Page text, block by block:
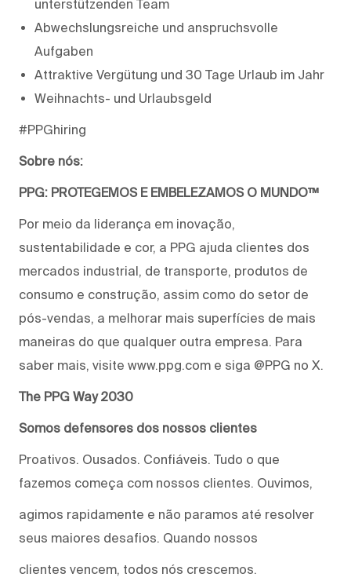
unterstützenden Team
Abwechslungsreiche und anspruchsvolle
Aufgaben
Attraktive Vergütung und 30 Tage Urlaub im Jahr
Weihnachts- und Urlaubsgeld
#PPGhiring
Sobre nós:
PPG: PROTEGEMOS E EMBELEZAMOS O MUNDO™
Por meio da liderança em inovação,
sustentabilidade e cor, a PPG ajuda clientes dos
mercados industrial, de transporte, produtos de
consumo e construção, assim como do setor de
pós-vendas, a melhorar mais superfícies de mais
maneiras do que qualquer outra empresa. Para
saber mais, visite www.ppg.com e siga @PPG no X.
The PPG Way 2030
Somos defensores dos nossos clientes
Proativos. Ousados. Confiáveis. Tudo o que
fazemos começa com nossos clientes. Ouvimos,
agimos rapidamente e não paramos até resolver
seus maiores desafios. Quando nossos
clientes vencem, todos nós crescemos.